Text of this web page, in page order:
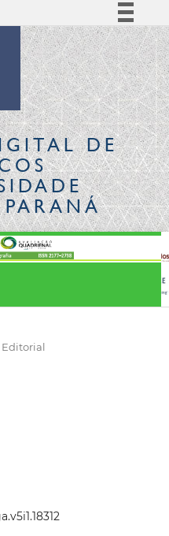
Simplifique!
Comunica BR
Participe
Acesso à informação
Legislação
CanaisDE
Editorial